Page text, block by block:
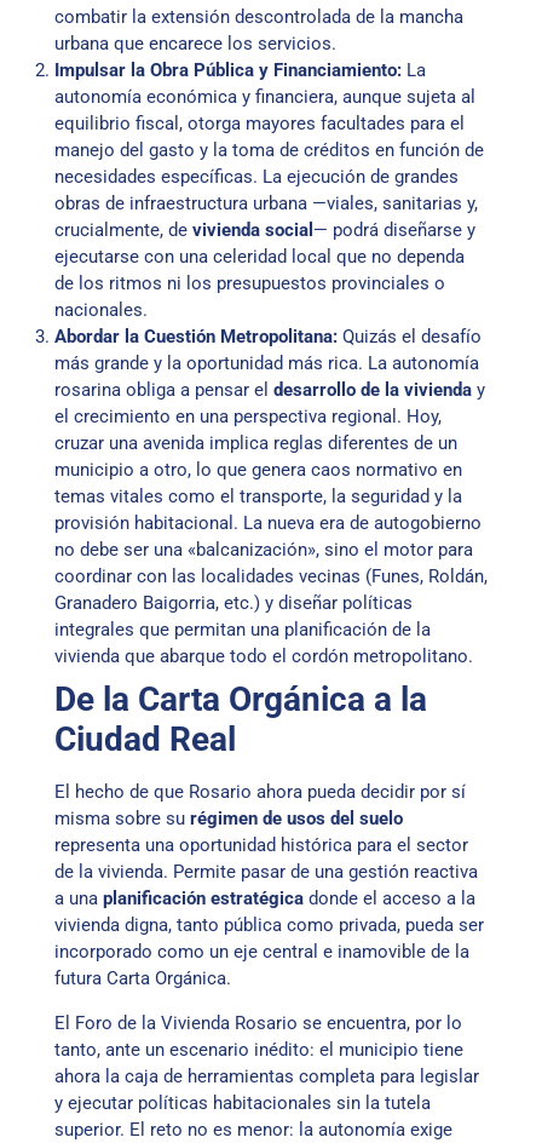
combatir la extensión descontrolada de la mancha
urbana que encarece los servicios.
Impulsar la Obra Pública y Financiamiento:La
autonomía económica y financiera, aunque sujeta al
equilibrio fiscal, otorga mayores facultades para el
manejo del gasto y la toma de créditos en función de
necesidades específicas. La ejecución de grandes
obras de infraestructura urbana —viales, sanitarias y,
crucialmente, de vivienda social — podrá diseñarse y
ejecutarse con una celeridad local que no dependa
de los ritmos ni los presupuestos provinciales o
nacionales.
Abordar la Cuestión Metropolitana:Quizás el desafío
más grande y la oportunidad más rica. La autonomía
rosarina obliga a pensar el desarrollo de la vivienday
el crecimiento en una perspectiva regional. Hoy,
cruzar una avenida implica reglas diferentes de un
municipio a otro, lo que genera caos normativo en
temas vitales como el transporte, la seguridad y la
provisión habitacional. La nueva era de autogobierno
no debe ser una «balcanización», sino el motor para
coordinar con las localidades vecinas (Funes, Roldán,
Granadero Baigorria, etc.) y diseñar políticas
integrales que permitan una planificación de la
vivienda que abarque todo el cordón metropolitano.
De la Carta Orgánica a la
Ciudad Real
El hecho de que Rosario ahora pueda decidir por sí
misma sobre su régimen de usos del suelo
representa una oportunidad histórica para el sector
de la vivienda. Permite pasar de una gestión reactiva
a una planificación estratégicadonde el acceso a la
vivienda digna, tanto pública como privada, pueda ser
incorporado como un eje central e inamovible de la
futura Carta Orgánica.
El Foro de la Vivienda Rosario se encuentra, por lo
tanto, ante un escenario inédito: el municipio tiene
ahora la caja de herramientas completa para legislar
y ejecutar políticas habitacionales sin la tutela
superior. El reto no es menor: la autonomía exige